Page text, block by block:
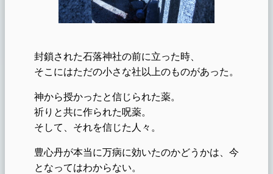
封鎖された石落神社の前に立った時、
そこにはただの小さな社以上のものがあった。
神から授かったと信じられた薬。
祈りと共に作られた呪薬。
そして、それを信じた人々。
豊心丹が本当に万病に効いたのかどうかは、今
となってはわからない。